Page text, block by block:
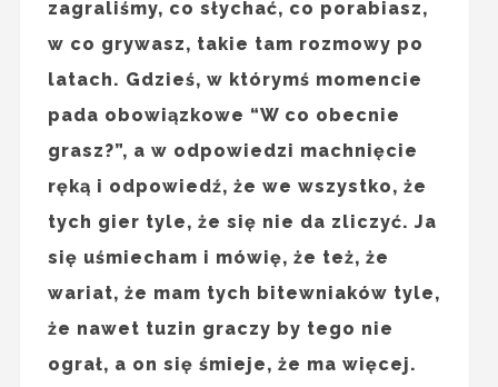
zagraliśmy, co słychać, co porabiasz,
w co grywasz, takie tam rozmowy po
latach. Gdzieś, w którymś momencie
pada obowiązkowe “W co obecnie
grasz?”, a w odpowiedzi machnięcie
ręką i odpowiedź, że we wszystko, że
tych gier tyle, że się nie da zliczyć. Ja
się uśmiecham i mówię, że też, że
wariat, że mam tych bitewniaków tyle,
że nawet tuzin graczy by tego nie
ograł, a on się śmieje, że ma więcej.